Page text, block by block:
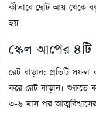
কীভাবে ছোট আয় থেকে
হয়।
স্কেল আপের
রেট বাড়ান: প্রতিটি
করে রেট বাড়ান। শুরুতে
৩-৬ মাস পর